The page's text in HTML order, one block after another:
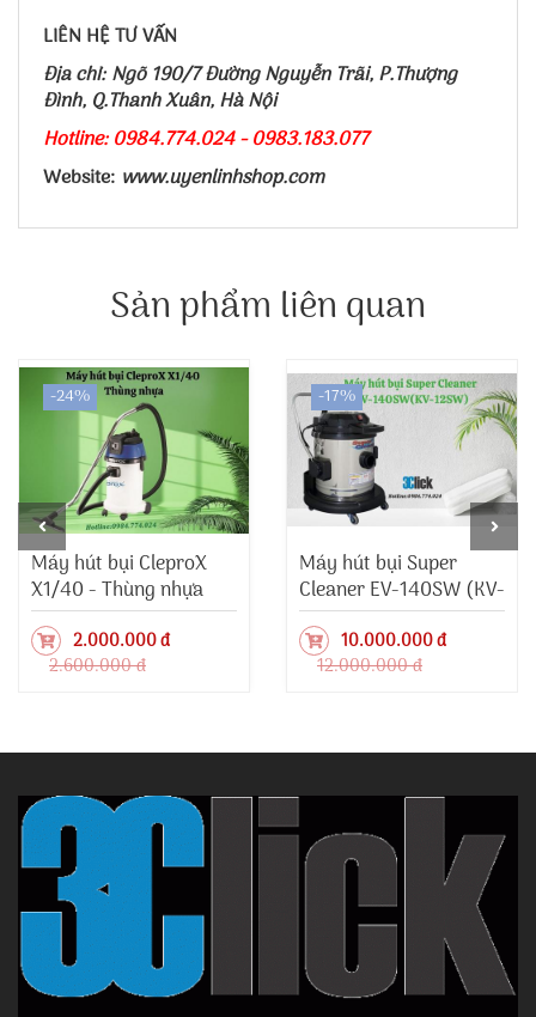
LIÊN HỆ TƯ VẤN
Địa chỉ: Ngõ 190/7 Đường Nguyễn Trãi, P.Thượng
Đình, Q.Thanh Xuân, Hà Nội
Hotline: 0984.774.024 - 0983.183.077
Website: www.uyenlinhshop.com
Sản phẩm liên quan
-24%
Máy hút bụi CleproX
X1/40 - Thùng nhựa
2.000.000 đ
2.600.000 đ
-17%
Máy hút bụi Super
Cleaner EV-140SW (KV-
12SW)
10.000.000 đ
12.000.000 đ